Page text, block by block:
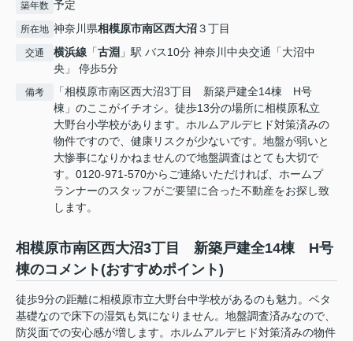
築年数 予定
所在地 神奈川県相模原市南区西大沼３丁目
交通 横浜線 「古淵 」駅 バス10分 神奈川中央交通「大沼中
央」 停歩5分
備考
「相模原市南区西大沼3丁目 新築戸建全14棟 H号
棟」のここがイチオシ。徒歩13分の場所に相模原私立
大野台小学校があります。ホルムアルデヒド対策済みの
物件ですので、健康リスクが少ないです。地盤が弱いと
大惨事になりかねませんので地盤調査はとても大切で
す。0120-971-570からご連絡いただければ、ホームプ
ランナーのスタッフがご要望に合った不動産をお探し致
します。
相模原市南区西大沼3丁目 新築戸建全14棟 H号
棟のコメント(おすすめポイント)
徒歩9分の距離に相模原市立大野台中学校があるのも魅力。ベタ
基礎なので床下の湿気も気になりません。地盤調査済みなので、
防災面での安心感が増します。ホルムアルデヒド対策済みの物件